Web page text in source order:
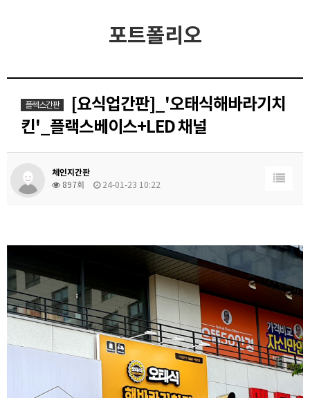
포트폴리오
플렉스간판
[요식업간판]_'오태식해바라기치
킨'_플랙스베이스+LED 채널
체인지간판
897회
24-01-23 10:22